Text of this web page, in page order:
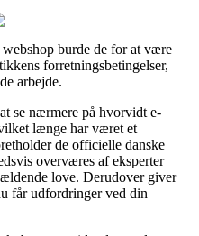
burde de for at være
forretningsbetingelser,
arbejde.
se nærmere på hvorvidt e-
længe har været et
de officielle danske
overværes af eksperter
love. Derudover giver
får udfordringer ved din